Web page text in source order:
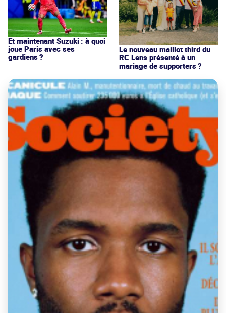
Et maintenant Suzuki : à quoi
joue Paris avec ses
gardiens ?
Le nouveau maillot third du
RC Lens présenté à un
mariage de supporters ?